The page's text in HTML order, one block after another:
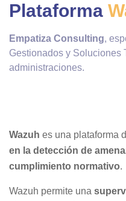
Plataforma
Empatiza Consulting,
Gestionados y Soluciones
administraciones.
Wazuh es una plataforma
en la detección de
cumplimiento normativo.
Wazuh permite una